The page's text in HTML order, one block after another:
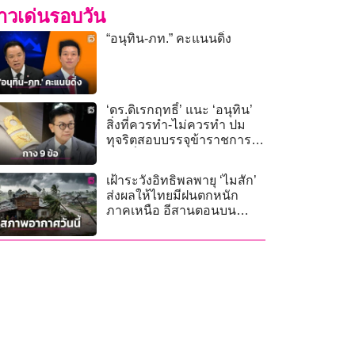
วเด่นรอบวัน
“อนุทิน-ภท.” คะแนนดิ่ง
‘ดร.ดิเรกฤทธิ์’ แนะ ‘อนุทิน’
สิ่งที่ควรทำ-ไม่ควรทำ ปม
ทุจริตสอบบรรจุข้าราชการ
เฝ้าระวังอิทธิพลพายุ ‘ไมสัก’
ส่งผลให้ไทยมีฝนตกหนัก
ภาคเหนือ อีสานตอนบน